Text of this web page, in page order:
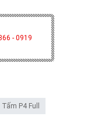
- 0919
Tấm P4 Full